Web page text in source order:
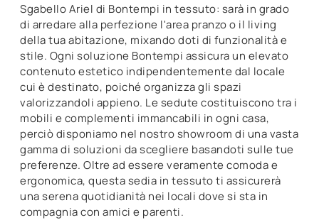
Sgabello Ariel di Bontempi in tessuto: sarà in grado
di arredare alla perfezione l'area pranzo o il living
della tua abitazione, mixando doti di funzionalità e
stile. Ogni soluzione Bontempi assicura un elevato
contenuto estetico indipendentemente dal locale
cui è destinato, poiché organizza gli spazi
valorizzandoli appieno. Le sedute costituiscono tra i
mobili e complementi immancabili in ogni casa,
perciò disponiamo nel nostro showroom di una vasta
gamma di soluzioni da scegliere basandoti sulle tue
preferenze. Oltre ad essere veramente comoda e
ergonomica, questa sedia in tessuto ti assicurerà
una serena quotidianità nei locali dove si sta in
compagnia con amici e parenti.